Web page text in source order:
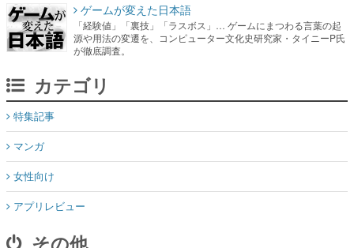
ゲームが変えた日本語
「経験値」「裏技」「ラスボス」… ゲームにまつわる言葉の起
源や用法の変遷を、コンピューター文化史研究家・タイニーP氏
が徹底調査。
カテゴリ
特集記事
マンガ
女性向け
アプリレビュー
その他